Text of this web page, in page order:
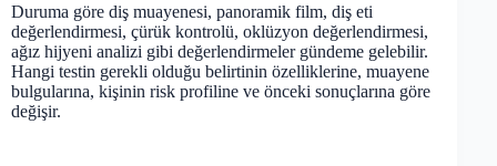
Duruma göre diş muayenesi, panoramik film, diş eti
değerlendirmesi, çürük kontrolü, oklüzyon değerlendirmesi,
ağız hijyeni analizi gibi değerlendirmeler gündeme gelebilir.
Hangi testin gerekli olduğu belirtinin özelliklerine, muayene
bulgularına, kişinin risk profiline ve önceki sonuçlarına göre
değişir.